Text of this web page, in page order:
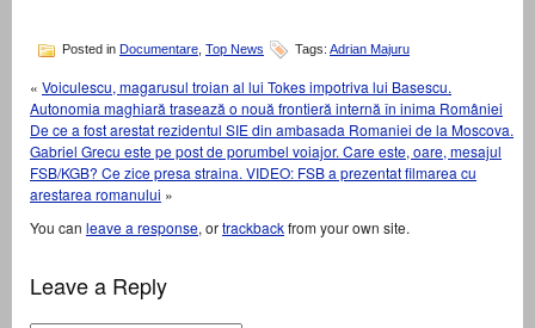
Posted in Documentare Top News Tags: Adrian Majuru
« Voiculescu, magarusul troian al lui Tokes impotriva lui Basescu.
Autonomia maghiară trasează o nouă frontieră internă în inima României
De ce a fost arestat rezidentul SIE din ambasada Romaniei de la Moscova.
Gabriel Grecu este pe post de porumbel voiajor. Care este, oare, mesajul
FSB/KGB? Ce zice presa straina. VIDEO: FSB a prezentat filmarea cu
arestarea romanului »
You can leave a response, ortrackbackfrom your own site.
Leave a Reply